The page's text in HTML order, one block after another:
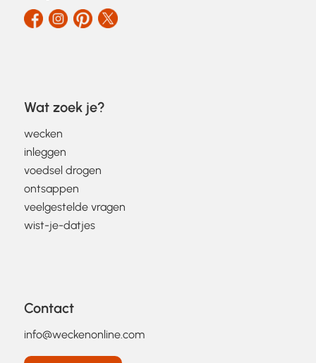
Wat zoek je?
wecken
inleggen
voedsel drogen
ontsappen
veelgestelde vragen
wist-je-datjes
Contact
info@weckenonline.com